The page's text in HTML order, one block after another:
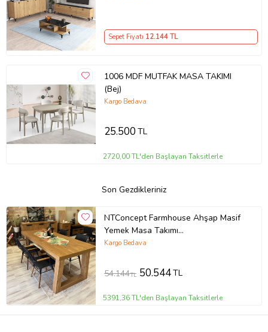
Sepet Fiyatı 12.144TL
1006 MDF MUTFAK MASA TAKIMI
(Bej)
Kargo Bedava
25.500TL
2720,00 TL'den Başlayan Taksitlerle
Son Gezdikleriniz
NTConcept Farmhouse Ahşap Masif
Yemek Masa Takımı
80x220+6sandalye (Ceviz)
Kargo Bedava
54.144TL 50.544TL
5391,36 TL'den Başlayan Taksitlerle